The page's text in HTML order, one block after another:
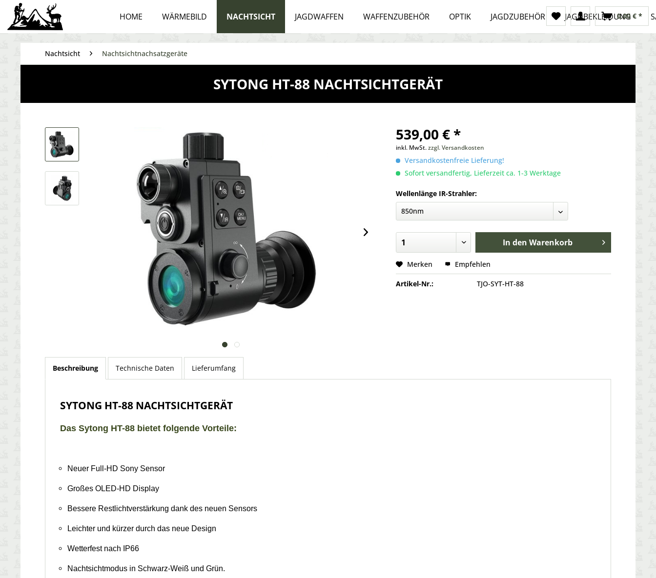
0,00 € *
HOME WÄRMEBILD NACHTSICHT JAGDWAFFEN WAFFENZUBEHÖR OPTIK JAGDZUBEHÖR JAGDBEKLEIDUNG
Nachtsicht Nachtsichtnachsatzgeräte
SYTONG HT-88 NACHTSICHTGERÄT
539,00 € *
inkl. MwSt.zzgl. Versandkosten
Versandkostenfreie Lieferung!
Sofort versandfertig, Lieferzeit ca. 1-3 Werktage
Wellenlänge IR-Strahler:
In den Warenkorb
Merken Empfehlen
Artikel-Nr.: TJO-SYT-HT-88
Beschreibung Technische Daten Lieferumfang
SYTONG HT-88 NACHTSICHTGERÄT
Das Sytong HT-88 bietet folgende Vorteile:
Neuer Full-HD Sony Sensor
Großes OLED-HD Display
Bessere Restlichtverstärkung dank des neuen Sensors
Leichter und kürzer durch das neue Design
Wetterfest nach IP66
Nachtsichtmodus in Schwarz-Weiß und Grün.